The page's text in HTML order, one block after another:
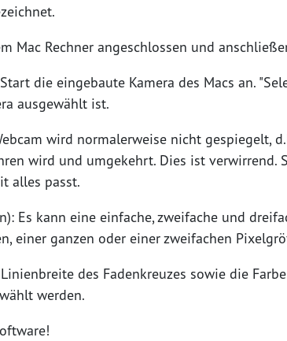
Mac Rechner angeschlossen und
die eingebaute Kamera des Macs an.
ausgewählt ist.
wird normalerweise nicht gespiegelt,
wird und umgekehrt. Dies ist
alles passt.
Es kann eine einfache, zweifache und
einer ganzen oder einer zweifachen
des Fadenkreuzes sowie die
werden.